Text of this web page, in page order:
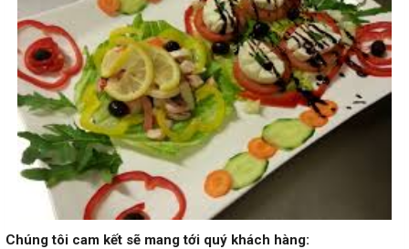
Chúng tôi cam kết sẽ mang tới quý khách hàng: